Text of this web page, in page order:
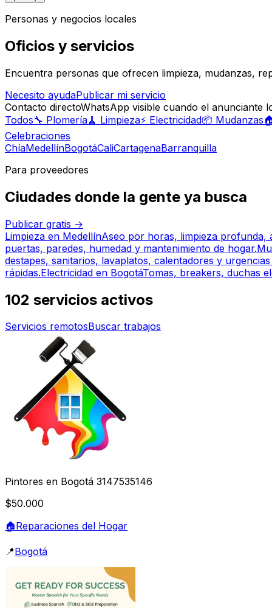
Personas y negocios locales
Oficios y servicios
Encuentra personas que ofrecen limpieza, mudanzas,
Necesito ayudaPublicar mi servicio
Contacto directoWhatsApp visible cuando el anunciante
Todos🔧 Plomería🧹 Limpieza⚡ Electricidad📦 Mudanzas
Celebraciones
ChíaMedellínBogotáCaliCartagenaBarranquilla
Para proveedores
Ciudades donde la gente ya busca
Publicar gratis →
Limpieza en MedellínAseo por horas, limpieza profunda,
puertas, paredes, humedad y mantenimiento de hogar.
destapes, sanitarios, lavaplatos, calentadores y
rápidas.Electricidad en BogotáTomas, breakers, duchas
102 servicios activos
Servicios remotosBuscar trabajos
Pintores en Bogotá 3147535146
$50.000
🏠Reparaciones del Hogar
📍Bogotá